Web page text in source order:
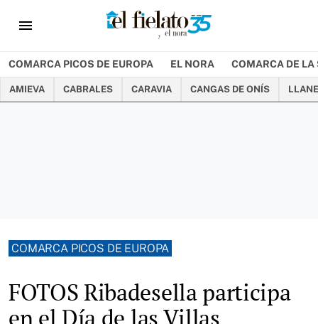
menu
COMARCA PICOS DE EUROPA EL NORA COMARCA DE LA
AMIEVA CABRALES CARAVIA CANGAS DE ONÍS
COMARCA PICOS DE EUROPA
FOTOS Ribadesella participa
en el Día de las Villas